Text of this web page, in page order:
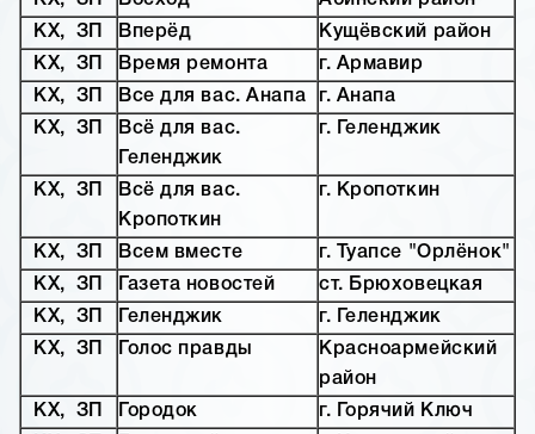
КХ, ЗП
Вперёд
Кущёвский район
КХ, ЗП
Время ремонта
г. Армавир
КХ, ЗП
Все для вас. Анапа
г. Анапа
КХ, ЗП
Всё для вас.
Геленджик
г. Геленджик
КХ, ЗП
Всё для вас.
Кропоткин
г. Кропоткин
КХ, ЗП Всем вместе
г. Туапсе "Орлёнок"
КХ, ЗП
Газета новостей
ст. Брюховецкая
КХ, ЗП
Геленджик
г. Геленджик
КХ, ЗП
Голос правды
Красноармейский
район
КХ, ЗП
Городок
г. Горячий Ключ